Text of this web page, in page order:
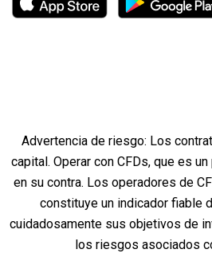
Advertencia de riesgo: Los
capital. Operar con CFDs, que es
en su contra. Los operadores de
constituye un indicador fiable
cuidadosamente sus objetivos de
los riesgos asociados